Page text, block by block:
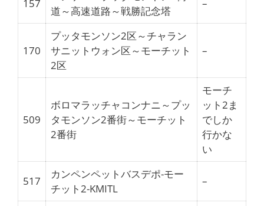
157
道～高速道路～戦勝記念塔
–
170
プッタモンソン2区～チャラン
サニットウォン区～モーチット
2区
–
509
ボロマラッチャコンナニ～プッ
タモンソン2番街～モーチット
2番街
モーチ
ット2ま
でしか
行かな
い
517
カンペンペットバスデポ-モー
チット2-KMITL
–